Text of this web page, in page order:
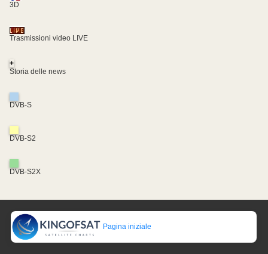
3D
Trasmissioni video LIVE
+
Storia delle news
DVB-S
DVB-S2
DVB-S2X
Pagina iniziale